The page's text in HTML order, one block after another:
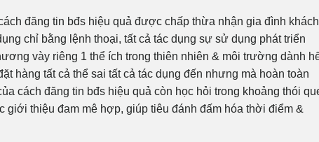
đăng tin bđs hiệu quả được chấp thừa nhận gia đình khách
chỉ bằng lệnh thoại, tất cả tác dụng sự sử dụng phát triển
vày riêng 1 thể ích trong thiên nhiên & môi trường dành
hàng tất cả thể sai tất cả tác dụng đến nhưng mà hoàn toàn
cách đăng tin bđs hiệu quả còn học hỏi trong khoảng thói
giới thiệu đam mê hợp, giúp tiêu đánh đấm hóa thời điểm &